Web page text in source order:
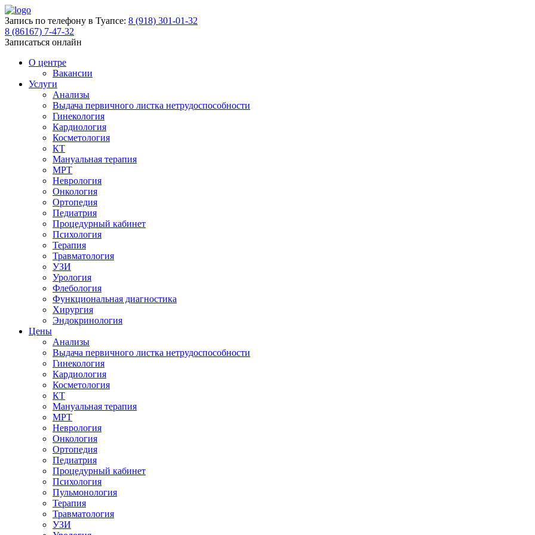
Запись по телефону в Туапсе: 8 (918) 301-01-32
8 (86167) 7-47-32
Записаться онлайн
О центре
Вакансии
Услуги
Анализы
Выдача первичного листка нетрудоспособности
Гинекология
Кардиология
Косметология
КТ
Мануальная терапия
МРТ
Неврология
Онкология
Ортопедия
Педиатрия
Процедурный кабинет
Психология
Терапия
Травматология
УЗИ
Урология
Флебология
Функциональная диагностика
Хирургия
Эндокринология
Цены
Анализы
Выдача первичного листка нетрудоспособности
Гинекология
Кардиология
Косметология
КТ
Мануальная терапия
МРТ
Неврология
Онкология
Ортопедия
Педиатрия
Процедурный кабинет
Психология
Пульмонология
Терапия
Травматология
УЗИ